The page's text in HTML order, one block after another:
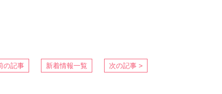
の記事 新着情報一覧 次の記事 >